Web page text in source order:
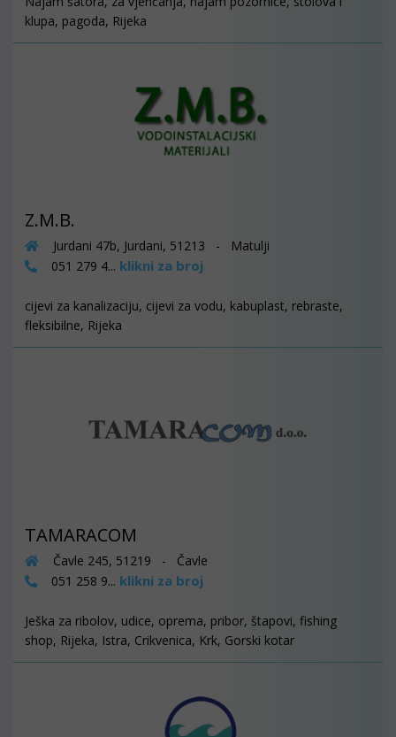
klupa, pagoda, Rijeka
Z.M.B.
Jurdani 47b, Jurdani, 51213 - Matulji
051 279 4... klikni za broj
cijevi za kanalizaciju, cijevi za vodu, kabuplast, rebraste,
fleksibilne, Rijeka
TAMARACOM
Čavle 245, 51219 - Čavle
051 258 9... klikni za broj
Ješka za ribolov, udice, oprema, pribor, štapovi, fishing
shop, Rijeka, Istra, Crikvenica, Krk, Gorski kotar